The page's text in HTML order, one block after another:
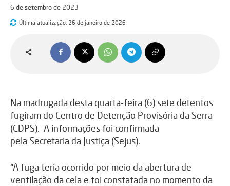
6 de setembro de 2023
Última atualização: 26 de janeiro de 2026
Na madrugada desta quarta-feira (6) sete detentos
fugiram do Centro de Detenção Provisória da Serra
(CDPS). A informações foi confirmada
pela Secretaria da Justiça (Sejus).
“A fuga teria ocorrido por meio da abertura de
ventilação da cela e foi constatada no momento da